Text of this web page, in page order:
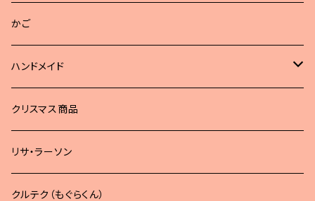
かご
ハンドメイド
どうぶつブローチ
クリスマス商品
リサ・ラーソン
クルテク（もぐらくん）